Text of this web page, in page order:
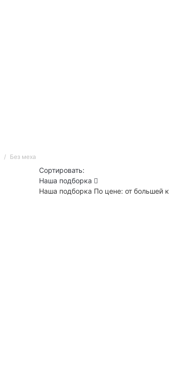
Без меха
Сортировать:
Наша подборка
Наша подборка По цене: от большей